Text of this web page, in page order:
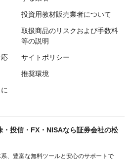
投資用教材販売業者について
取扱商品のリスクおよび手数料
等の説明
サイトポリシー
推奨環境
投信・FX・NISAなら証券会社の松
、豊富な無料ツールと安心のサポートで